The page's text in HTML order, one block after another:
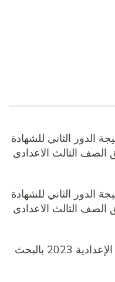
الدور الثاني للشهادة
الصف الثالث الاعدادى
الدور الثاني للشهادة
الصف الثالث الاعدادى
نتيجة الشهادة الإعدادية 2023 بالبحث